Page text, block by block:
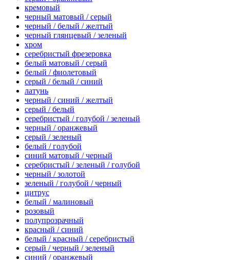
кремовый
черный матовый / серый
черный / белый / желтый
черный глянцевый / зеленый
хром
серебристый фрезеровка
белый матовый / серый
белый / фиолетовый
серый / белый / синий
латунь
черный / синий / желтый
серый / белый
серебристый / голубой / зеленый
черный / оранжевый
серый / зеленый
белый / голубой
синий матовый / черный
серебристый / зеленый / голубой
черный / золотой
зеленый / голубой / черный
цитрус
белый / малиновый
розовый
полупрозрачный
красный / синий
белый / красный / серебристый
серый / черный / зеленый
синий / оранжевый